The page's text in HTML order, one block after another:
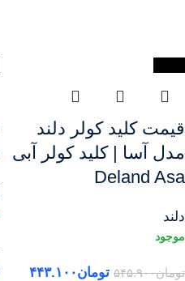
قیمت کلید کولر دلند
مدل آسا | کلید کولر آبی
Deland Asa
دلند
تومان۵۴۵.۹۰۰ تومان۴۴۳.۱۰۰